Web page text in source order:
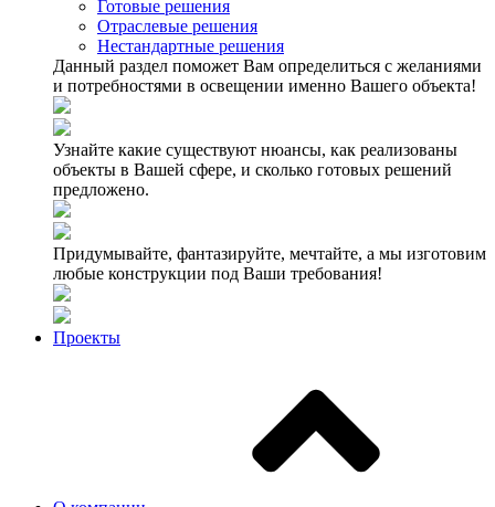
Готовые решения
Отраслевые решения
Нестандартные решения
Данный раздел поможет Вам определиться с желаниями
и потребностями в освещении именно Вашего объекта!
Узнайте какие существуют нюансы, как реализованы
объекты в Вашей сфере, и сколько готовых решений
предложено.
Придумывайте, фантазируйте, мечтайте, а мы изготовим
любые конструкции под Ваши требования!
Проекты